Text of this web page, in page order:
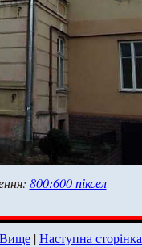
800:600 піксел
Вище |Наступна сторінка